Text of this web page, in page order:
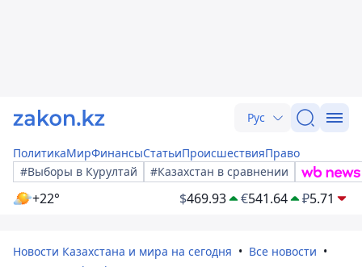
Рус
ПолитикаМирФинансыСтатьиПроисшествияПраво
#Выборы в Курултай
#Казахстан в сравнении
+22° $469.93 €541.64 ₽5.71
Новости Казахстана и мира на сегодня
Все новости